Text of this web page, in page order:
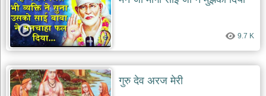
baba
balak
nath
bhajans
देश
भक्ति
भजन
patriotic
bhajans
9.7 K
गुरु देव अरज मेरी